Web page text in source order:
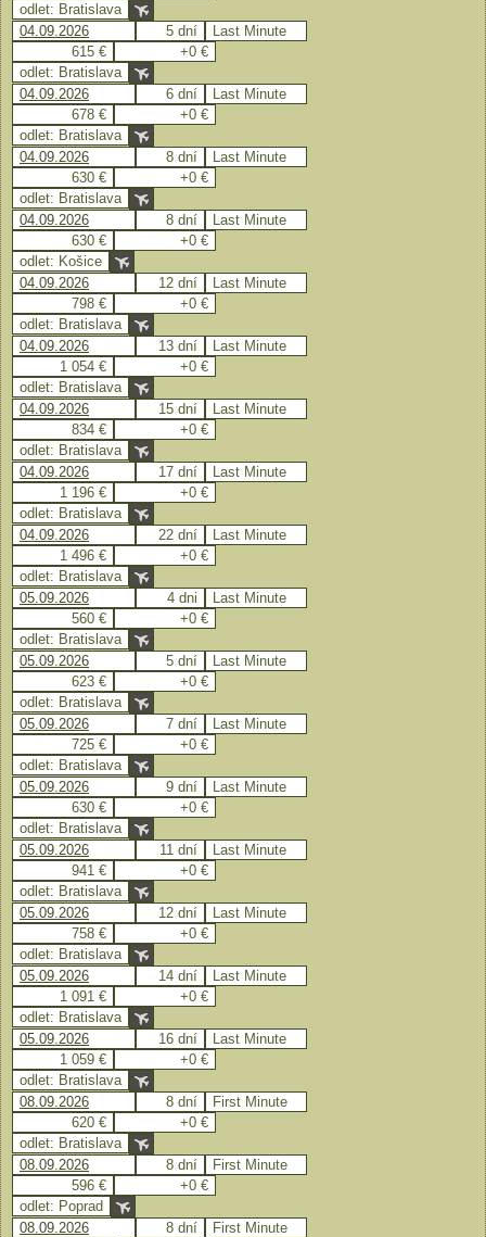
odlet: Bratislava
04.09.2026
5 dní
Last Minute
615 €
+0 €
odlet: Bratislava
04.09.2026
6 dní
Last Minute
678 €
+0 €
odlet: Bratislava
04.09.2026
8 dní
Last Minute
630 €
+0 €
odlet: Bratislava
04.09.2026
8 dní
Last Minute
630 €
+0 €
odlet: Košice
04.09.2026
12 dní
Last Minute
798 €
+0 €
odlet: Bratislava
04.09.2026
13 dní
Last Minute
1 054 €
+0 €
odlet: Bratislava
04.09.2026
15 dní
Last Minute
834 €
+0 €
odlet: Bratislava
04.09.2026
17 dní
Last Minute
1 196 €
+0 €
odlet: Bratislava
04.09.2026
22 dní
Last Minute
1 496 €
+0 €
odlet: Bratislava
05.09.2026
4 dni
Last Minute
560 €
+0 €
odlet: Bratislava
05.09.2026
5 dní
Last Minute
623 €
+0 €
odlet: Bratislava
05.09.2026
7 dní
Last Minute
725 €
+0 €
odlet: Bratislava
05.09.2026
9 dní
Last Minute
630 €
+0 €
odlet: Bratislava
05.09.2026
11 dní
Last Minute
941 €
+0 €
odlet: Bratislava
05.09.2026
12 dní
Last Minute
758 €
+0 €
odlet: Bratislava
05.09.2026
14 dní
Last Minute
1 091 €
+0 €
odlet: Bratislava
05.09.2026
16 dní
Last Minute
1 059 €
+0 €
odlet: Bratislava
08.09.2026
8 dní
First Minute
620 €
+0 €
odlet: Bratislava
08.09.2026
8 dní
First Minute
596 €
+0 €
odlet: Poprad
08.09.2026
8 dní
First Minute